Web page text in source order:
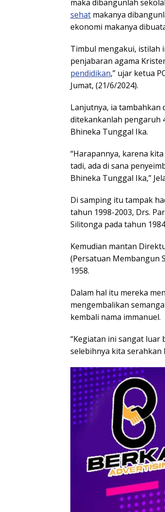
maka dibangunlah
sehat makanya
ekonomi makanya
Timbul mengakui, istilah
penjabaran agama
pendidikan,” ujar ketua
Jumat, (21/6/2024).
Lanjutnya, ia tambahkan
ditekankanlah pengaruh
Bhineka Tunggal Ika.
“Harapannya, karena
tadi, ada di sana
Bhineka Tunggal Ika,”
Di samping itu tampak
tahun 1998-2003, Drs.
Silitonga pada tahun
Kemudian mantan
(Persatuan Membangun
1958.
Dalam hal itu mereka
mengembalikan
kembali nama immanuel.
“Kegiatan ini sangat
selebihnya kita serahkan